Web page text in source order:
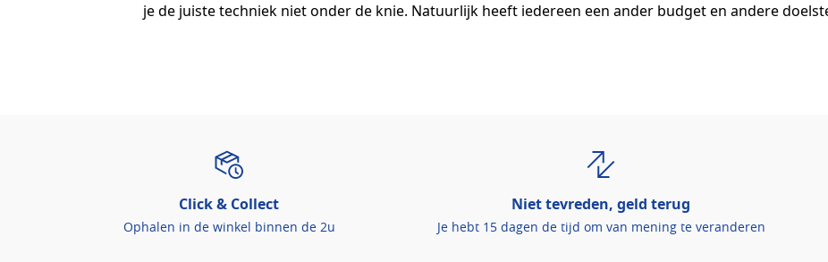
je de juiste techniek niet onder de knie. Natuurlijk heeft iedereen een ander budget en andere
Click & Collect
Ophalen in de winkel binnen de 2u
Niet tevreden, geld terug
Je hebt 15 dagen de tijd om van mening te veranderen